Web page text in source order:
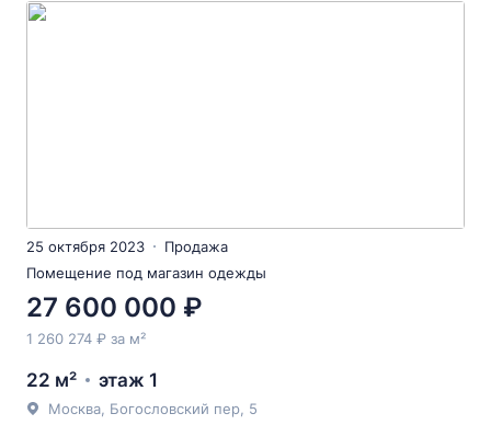
25 октября 2023
Продажа
Помещение под магазин одежды
27 600 000 ₽
1 260 274 ₽ за м²
22 м² этаж 1
Москва, Богословский пер, 5